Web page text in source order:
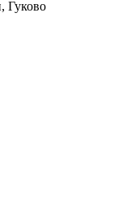
Гуково